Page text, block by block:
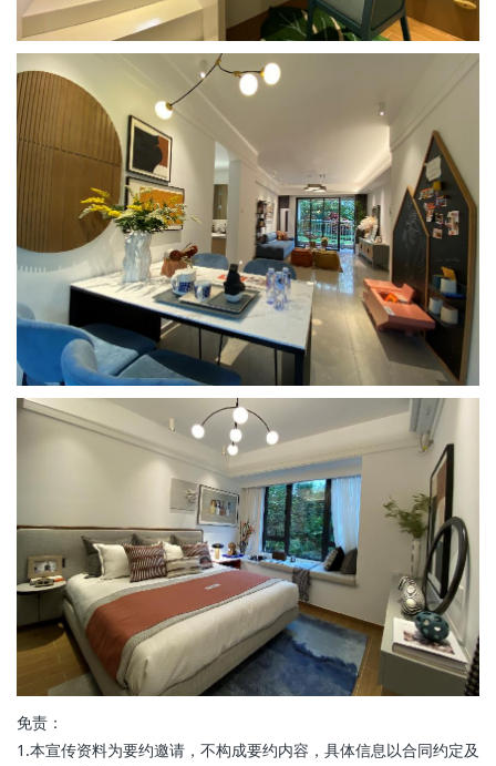
免责：
1.本宣传资料为要约邀请，不构成要约内容，具体信息以合同约定及